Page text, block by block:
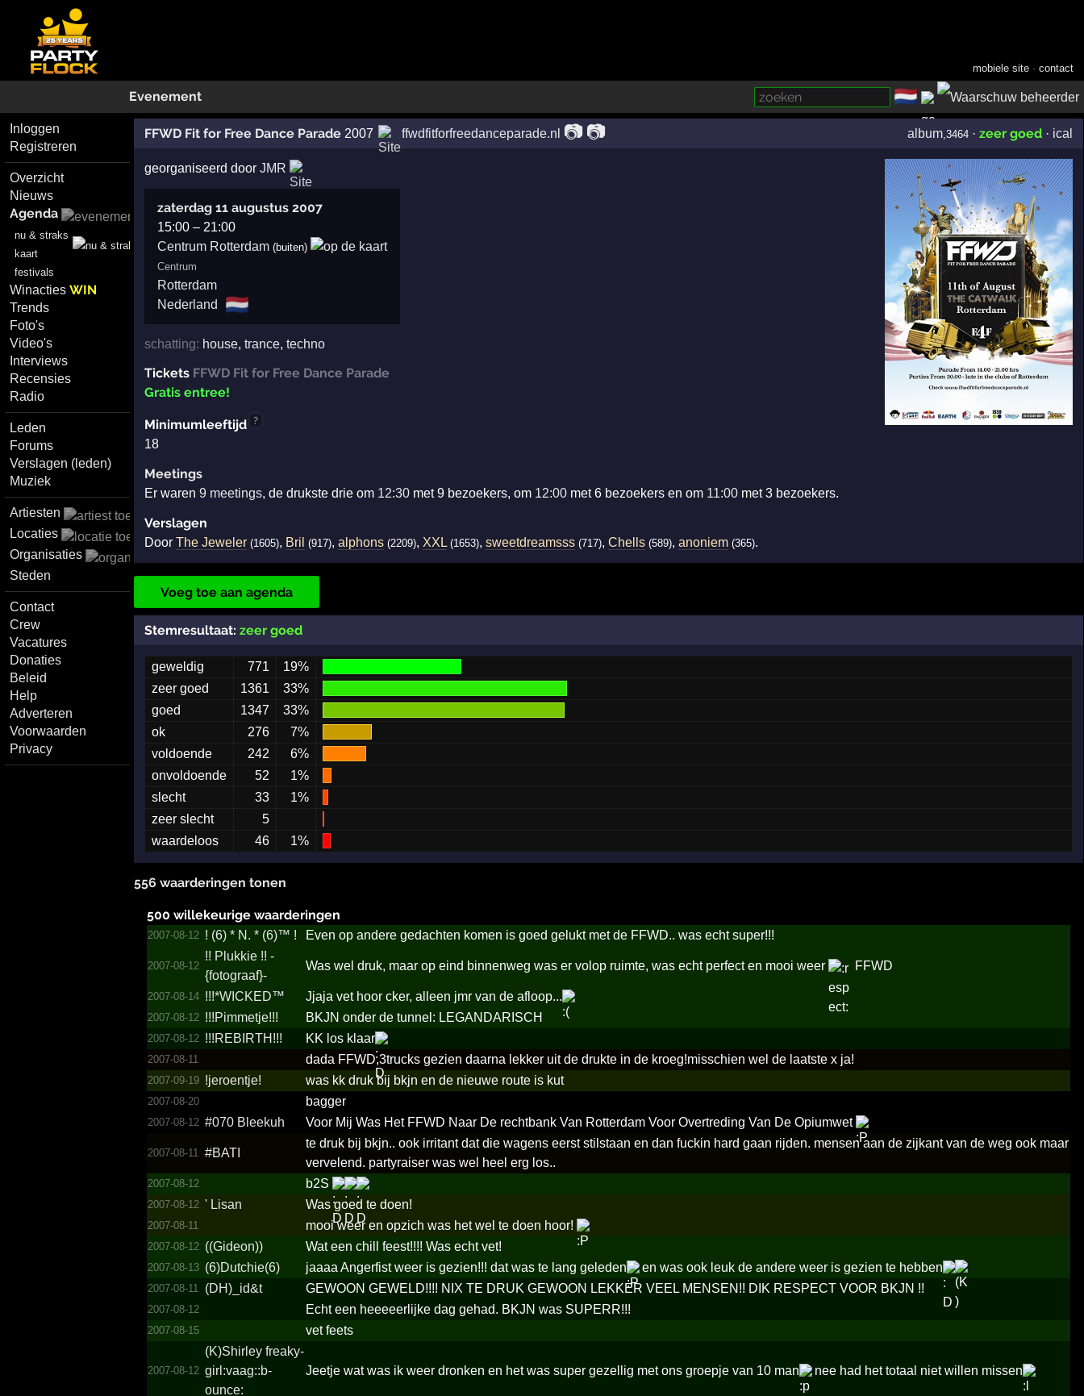
mobiele site ·contact
Evenement 🇳🇱
Inloggen
Registreren
Overzicht
Nieuws
Agenda
nu & straks
kaart
festivals
WinactiesWIN
Trends
Foto's
Video's
Interviews
Recensies
Radio
Leden
Forums
Verslagen (leden)
Muziek
Artiesten
Locaties
Organisaties
Steden
Contact
Crew
Vacatures
Donaties
Beleid
Help
Adverteren
Voorwaarden
Privacy
FFWD Fit for Free Dance Parade 2007 ffwdfitforfreedanceparade.nl 📷 📷 album ,3464 ·zeer goed · ical
georganiseerd door JMR
zaterdag 11 augustus 2007
15:00– 21:00
Centrum Rotterdam (buiten)
Centrum
Rotterdam
Nederland
🇳🇱
schatting: house, trance, techno
Tickets FFWD Fit for Free Dance Parade
Gratis entree!
Minimumleeftijd ?
18
Meetings
Er waren 9 meetings, de drukste drie om 12:30met 9 bezoekers, om 12:00met 6 bezoekers en om 11:00met 3 bezoekers.
Verslagen
Door The Jeweler (1605), Bril (917), alphons (2209), XXL (1653), sweetdreamsss (717), Chells (589), anoniem (365).
Voeg toe aan agenda
Stemresultaat: zeer goed
geweldig 771
19%
zeer goed
1361
33%
goed
1347
33%
ok
276
7%
voldoende
242
6%
onvoldoende
52
1%
slecht
33
1%
zeer slecht
5
waardeloos
46 1%
556 waarderingen tonen
500 willekeurige waarderingen
2007-08-12 !­ (6) *­ N.­ *­ (6)™ !­ Even op andere gedachten komen is goed gelukt met de FFWD.. was echt super!!!
2007-08-12
!!­ Plukkie !!­ -
{fotograaf}-
Was wel druk, maar op eind binnenweg was er volop ruimte, was echt perfect en mooi weer FFWD
2007-08-14 !!!*WICKED™ Jjaja vet hoor cker, alleen jmr van de afloop...
2007-08-12 !!!­Pimmetje!!!­ BKJN onder de tunnel: LEGANDARISCH
2007-08-12 !!!­REBIRTH!!!­ KK los klaar
2007-08-11 dada FFWD,3trucks gezien daarna lekker uit de drukte in de kroeg!misschien wel de laatste x ja!
2007-09-19 !jeroentje! was kk druk bij bkjn en de nieuwe route is kut
2007-08-20 bagger
2007-08-12 #070 Bleekuh Voor Mij Was Het FFWD Naar De rechtbank Van Rotterdam Voor Overtreding Van De Opiumwet
2007-08-11 #BATI
te druk bij bkjn.. ook irritant dat die wagens eerst stilstaan en dan fuckin hard gaan rijden. mensen aan de zijkant van de weg ook maar
vervelend. partyraiser was wel heel erg los..
2007-08-12 b2S
2007-08-12 ' Lisan Was goed te doen!
2007-08-11 mooi weer en opzich was het wel te doen hoor!
2007-08-12 ((Gideon)) Wat een chill feest!!!! Was echt vet!
2007-08-13 (6)Dut­chie(6­) jaaaa Angerfist weer is gezien!!! dat was te lang geleden en was ook leuk de andere weer is gezien te hebben
2007-08-11 (DH)_id&t GEWOON GEWELD!!!! NIX TE DRUK GEWOON LEKKER VEEL MENSEN!! DIK RESPECT VOOR BKJN !!
2007-08-12 Echt een heeeeerlijke dag gehad. BKJN was SUPERR!!!
2007-08-15 vet feets
2007-08-12
(K)Shirley freaky­
girl:v­aag::b­
ounce:
Jeetje wat was ik weer dronken en het was super gezellig met ons groepje van 10 man nee had het totaal niet willen missen